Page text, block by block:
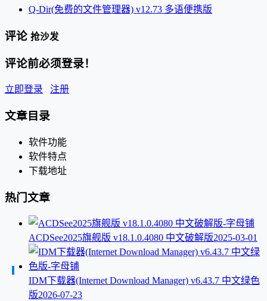
Q-Dir(免费的文件管理器) v12.73 多语便携版
评论 抢沙发
评论前必须登录！
立即登录 注册
文章目录
软件功能
软件特点
下载地址
热门文章
ACDSee2025旗舰版 v18.1.0.4080 中文破解版2025-03-01
IDM下载器(Internet Download Manager) v6.43.7 中文绿色
版2026-07-23